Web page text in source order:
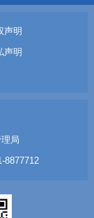
声明
声明
局
8877712